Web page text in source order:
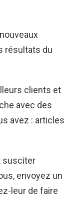
résultats du
clients et
avec des
avez : articles
susciter
envoyez un
leur de faire